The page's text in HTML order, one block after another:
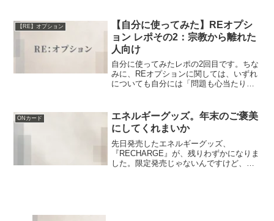
という可能性を考えましょう。っていう
か、こういう時はまず、...
【RE】オプション
【自分に使ってみた】REオプシ
ョン レポその2：宗教から離れた
人向け
自分に使ってみたレポの2回目です。ちな
みに、REオプションに関しては、いずれ
についても自分には「問題も心当たりも
のかを、ラフに書いてみます。（詳しい
補足内容などは...
ONカード
エネルギーグッズ。年末のご褒美
にしてくれまいか
先日発売したエネルギーグッズ、
『RECHARGE』が、残りわずかになりま
した。限定発売じゃないんですけど、と